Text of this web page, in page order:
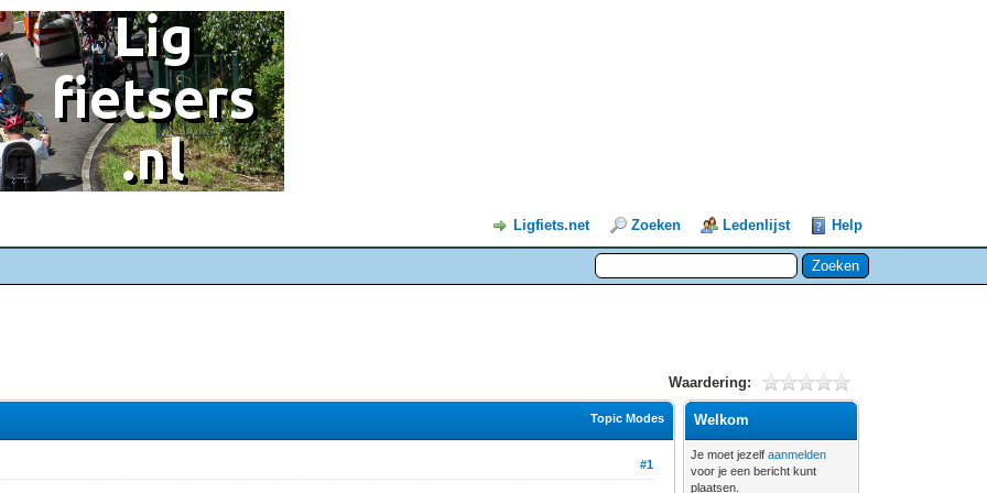
Ligfiets.net Zoeken Ledenlijst Help
Waardering:
Topic Modes
#1
Welkom
Je moet jezelfaanmelden
voor je een bericht kunt
plaatsen.